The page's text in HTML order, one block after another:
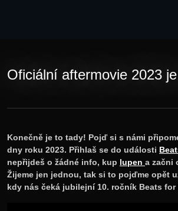
Novinky
Lineup
E-shop
Oficiální aftermovie 2023
Konečně je to tady! Pojď si s námi
dny roku 2023. Přihlaš se do události
nepřijdeš o žádné info, kup lupen a začni
Žijeme jen jednou, tak si to pojďme opět
kdy nás čeká jubilejní 10. ročník Beats for